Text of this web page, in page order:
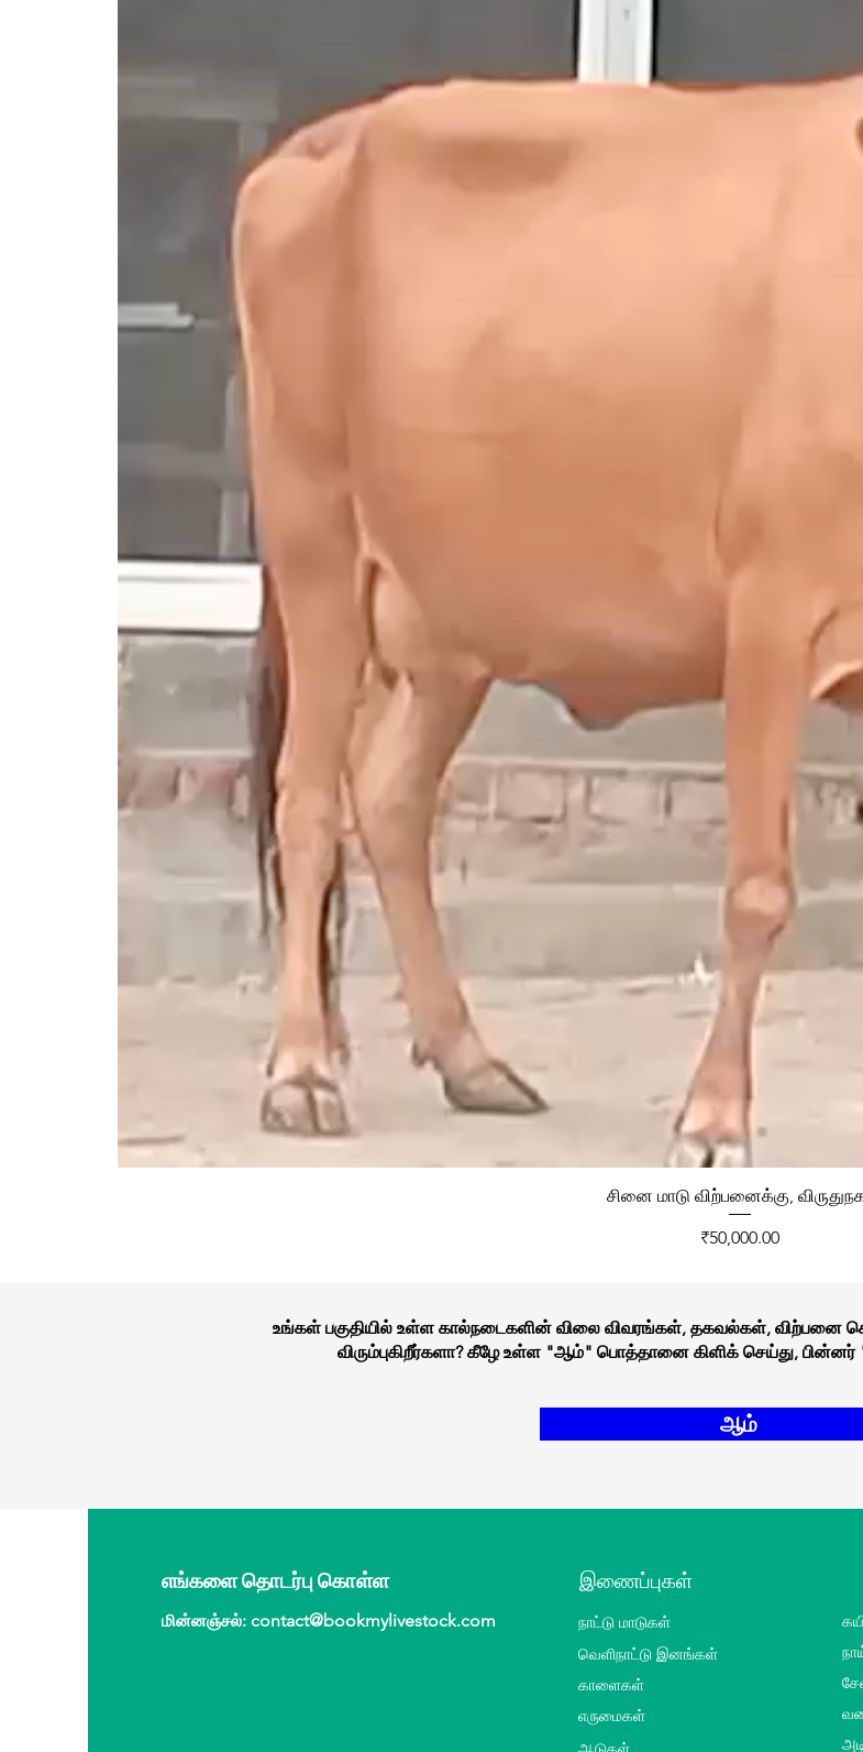
சினை மாடு விற்பனைக்கு,
Price
₹50,000.00
உங்கள் பகுதியில் உள்ள கால்நடைகளின் விலை விவரங்கள், தகவல்கள், விற்பனை
விரும்புகிறீர்களா? கீழே உள்ள "ஆம்" பொத்தானை கிளிக் செய்து,
ஆம்
எங்களை தொடர்பு கொள்ள
மின்னஞ்சல்:contact@bookmylivestock.com
இணைப்புகள்
நாட்டு மாடுகள்
வெளிநாட்டு இனங்கள்
காளைகள்
எருமைகள்